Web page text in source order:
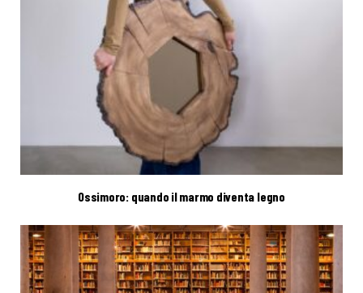
Ossimoro: quando il marmo diventa legno